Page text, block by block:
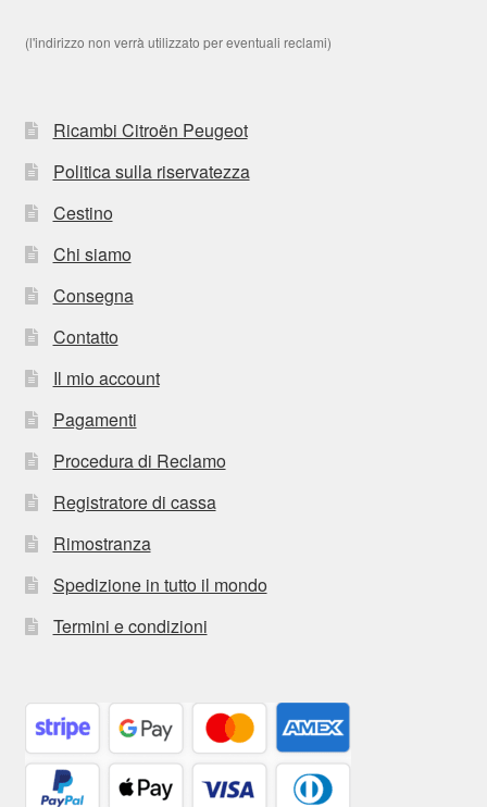
(l'indirizzo non verrà utilizzato per eventuali reclami)
Ricambi Citroën Peugeot
Politica sulla riservatezza
Cestino
Chi siamo
Consegna
Contatto
Il mio account
Pagamenti
Procedura di Reclamo
Registratore di cassa
Rimostranza
Spedizione in tutto il mondo
Termini e condizioni